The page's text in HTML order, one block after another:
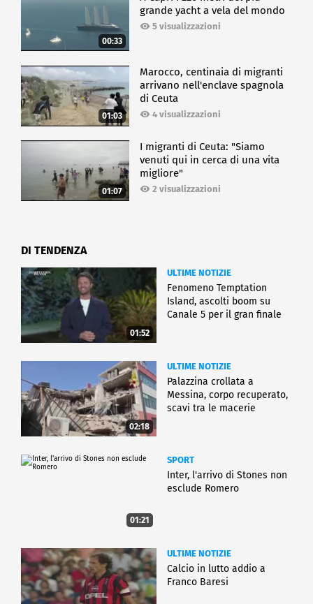
00:33
grande yacht a vela del mondo
5 visualizzazioni
01:03
Marocco, centinaia di migranti
arrivano nell'enclave spagnola
di Ceuta
4 visualizzazioni
01:07
I migranti di Ceuta: "Siamo
venuti qui in cerca di una vita
migliore"
2 visualizzazioni
DI TENDENZA
01:52
ULTIME NOTIZIE
Fenomeno Temptation
Island, ascolti boom su
Canale 5 per il gran finale
02:18
ULTIME NOTIZIE
Palazzina crollata a
Messina, corpo recuperato,
scavi tra le macerie
01:21
SPORT
Inter, l'arrivo di Stones non
esclude Romero
ULTIME NOTIZIE
Calcio in lutto addio a
Franco Baresi